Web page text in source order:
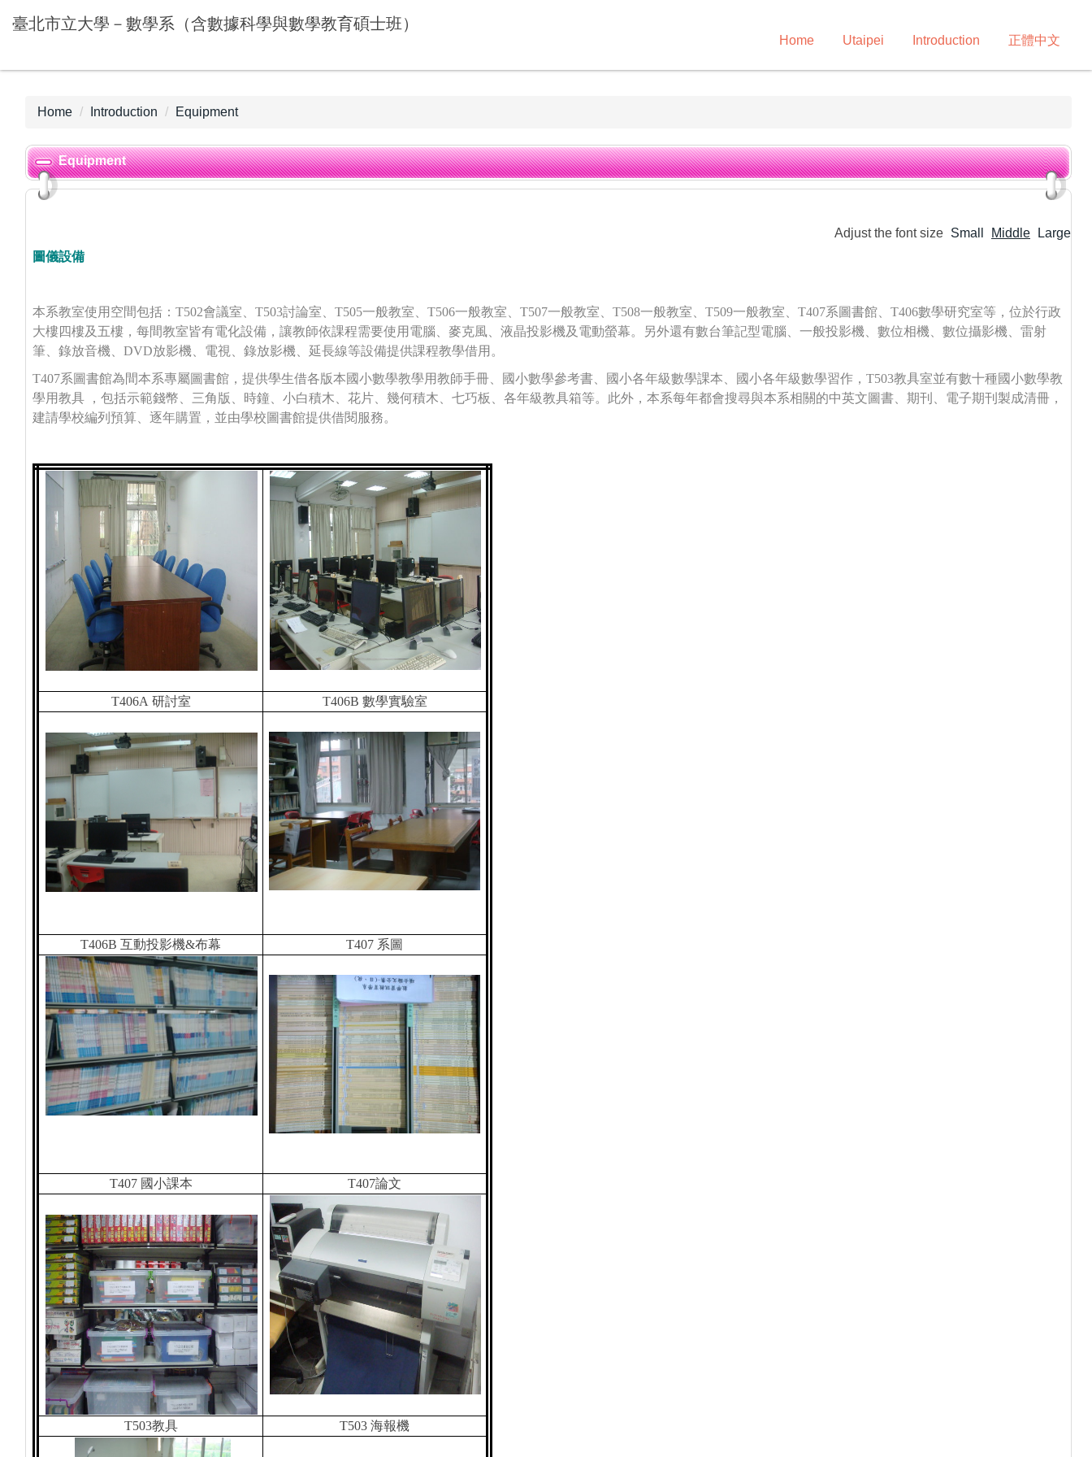
Jump
to
main
臺北市立大學－數學系（含數據科學與數學教育碩士班）
Home Utaipei Introduction 正體中文
Home Introduction Equipment
Equipment
Adjust the font size Small Middle
Large
圖儀設備
本系教室使用空間包括：T502會議室 、T503討論室 T505一般教室 T506一般教室 T507一般教室 T508一般教室 T509一般教室 、T407系圖書館 、T406數學研究室等 ， 位於行政
大樓四樓及五樓，每間教室皆有電化設備，讓教師依課程需要使用電腦、麥克風、液晶投影機及電動螢幕。另外還有數台筆記型電腦、一般投影機、數位相機、數位攝影機、雷射
筆、錄放音機、 DVD放影機、電視、錄放影機、延長線等設備提供課程教學借用。
T407系圖書館為間本系專屬圖書館，提供學生借各版本國小數學教學用教師手冊、國小數學參考書、國小各年級數學課本、國小各年級數學習作，T503教具室並有數十種國小數學教
學用教具 ，包括示範錢幣、三角版、時鐘、小白積木、花片、幾何積木、七巧板、各年級教具箱等。此外，本系每年都會搜尋與本系相關的中英文圖書、期刊、電子期刊製成清冊，
建請學校編列預算、逐年購置，並由學校圖書館提供借閱服務。
T406A 研討室 T406B 數學實驗室
T406B 互動投影機&布幕 T407 系圖
T407 國小課本 T407論文
T503教具 T503 海報機